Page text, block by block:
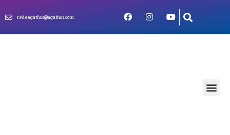
redeagathos@agathos.com